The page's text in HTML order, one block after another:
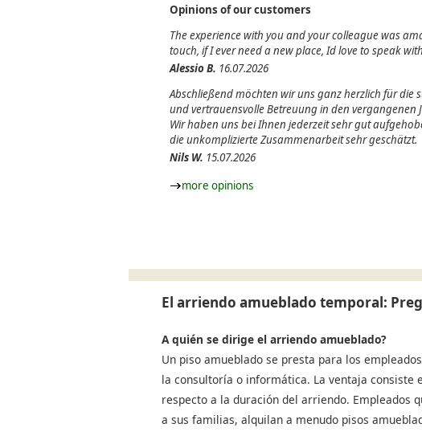
Opinions of our customers
The experience with you and your colleague was
touch, if I ever need a new place, Id love to speak
Alessio B. 16.07.2026
Abschließend möchten wir uns ganz herzlich für die
und vertrauensvolle Betreuung in den vergangenen
Wir haben uns bei Ihnen jederzeit sehr gut
die unkomplizierte Zusammenarbeit sehr geschätzt.
Nils W. 15.07.2026
more opinions
El arriendo amueblado temporal:
A quién se dirige el arriendo amueblado?
Un piso amueblado se presta para los
la consultoría o informática. La ventaja
respecto a la duración del arriendo. Empleados
a sus familias, alquilan a menudo pisos